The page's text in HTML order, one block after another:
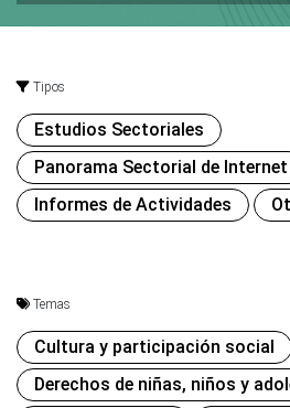
Tipos
Estudios Sectoriales
Panorama Sectorial de Internet
Informes de Actividades
Temas
Cultura y participación social
Derechos de niñas, niños y